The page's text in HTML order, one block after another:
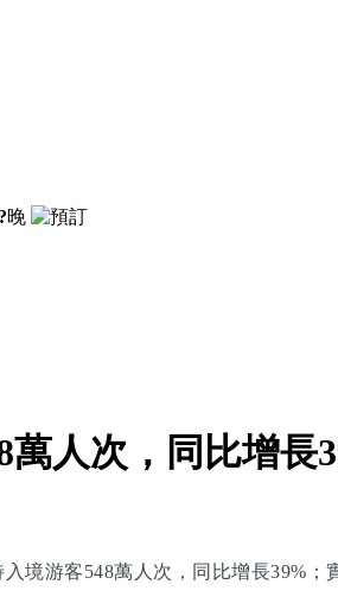
?晚
萬人次，同比增長
境游客548萬人次，同比增長39%；